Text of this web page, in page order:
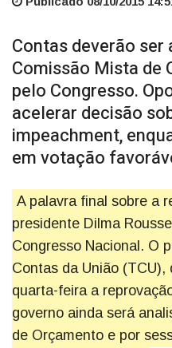
Contas deverão ser
Comissão Mista de
pelo Congresso.
acelerar decisão
impeachment,
em votação
A palavra final sobre a
presidente Dilma
Congresso Nacional. O
Contas da União
quarta-feira a
governo ainda será
de Orçamento e por